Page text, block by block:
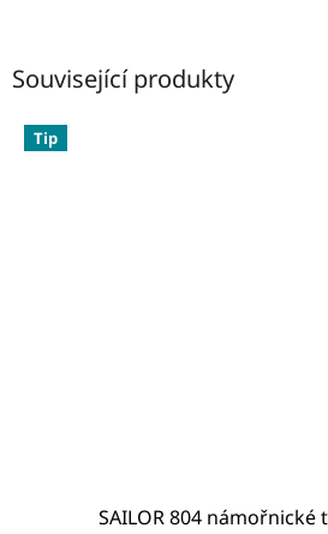
Související produkty
Tip
SAILOR 804 námořnické